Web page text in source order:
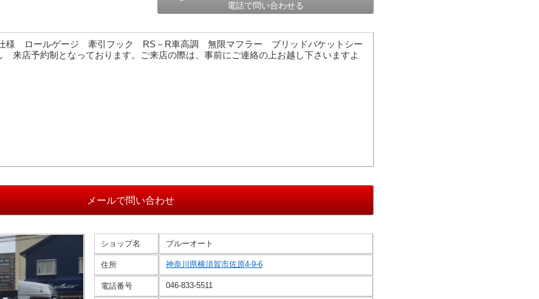
電話で問い合わせる
仕様 ロールゲージ 牽引フック RS－R車高調 無限マフラー ブリッドバケットシー
来店予約制となっております。ご来店の際は、事前にご連絡の上お越し下さいますよ
ショップ名 ブルーオート
住所 神奈川県横須賀市佐原4-9-6
電話番号 046-833-5511